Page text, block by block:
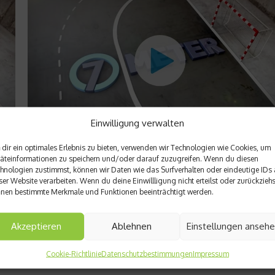
Einwilligung verwalten
dir ein optimales Erlebnis zu bieten, verwenden wir Technologien wie Cookies, um
zu speichern und/oder darauf zuzugreifen. Wenn du diesen
zustimmst, können wir Daten wie das Surfverhalten oder eindeutige IDs
Website verarbeiten. Wenn du deine Einwillligung nicht erteilst oder
bestimmte Merkmale und Funktionen beeinträchtigt werden.
Akzeptieren Ablehnen Einstellungen
Cookie-RichtlinieDatenschutzbestimmungenImpressum
News
Spielberichte der Handball-Bundesliga und zu
Besuch beim TVB Stuttgart
aktuellen Spielberichte der Handball-Bundesliga und einen
hinter die Kulissen beim TVB Stuttgart. Viel Spaß mit dem
Weiterlesen